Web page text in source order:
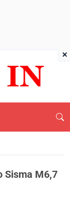
Sisma M6,7
×